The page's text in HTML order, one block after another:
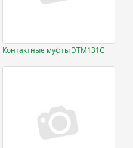
Контактные муфты ЭТМ131С